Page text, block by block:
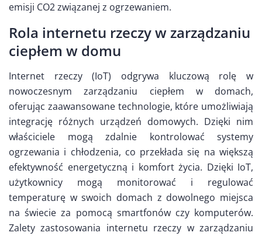
emisji CO2 związanej z ogrzewaniem.
Rola internetu rzeczy w zarządzaniu
ciepłem w domu
Internet rzeczy (IoT) odgrywa kluczową rolę w
nowoczesnym zarządzaniu ciepłem w domach,
oferując zaawansowane technologie, które umożliwiają
integrację różnych urządzeń domowych. Dzięki nim
właściciele mogą zdalnie kontrolować systemy
ogrzewania i chłodzenia, co przekłada się na większą
efektywność energetyczną i komfort życia. Dzięki IoT,
użytkownicy mogą monitorować i regulować
temperaturę w swoich domach z dowolnego miejsca
na świecie za pomocą smartfonów czy komputerów.
Zalety zastosowania internetu rzeczy w zarządzaniu